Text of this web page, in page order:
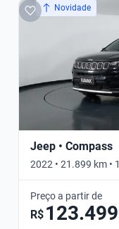
Novidade
Jeep • Compass
2022 • 21.899 km •
AUTO • Automático
Preço a partir de
R$ 123.499